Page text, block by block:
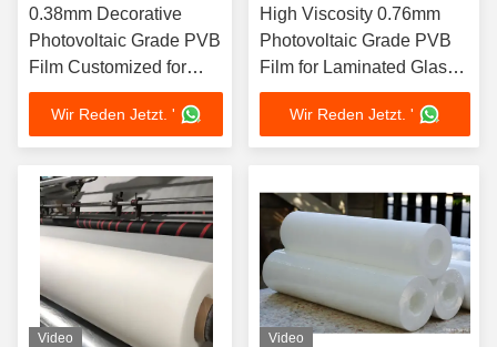
0.38mm Decorative
Photovoltaic Grade PVB
Film Customized for
Laminated Glass
Interlayer
Wir Reden Jetzt. '
High Viscosity 0.76mm
Photovoltaic Grade PVB
Film for Laminated Glass
Interlayer
Wir Reden Jetzt. '
Video Video